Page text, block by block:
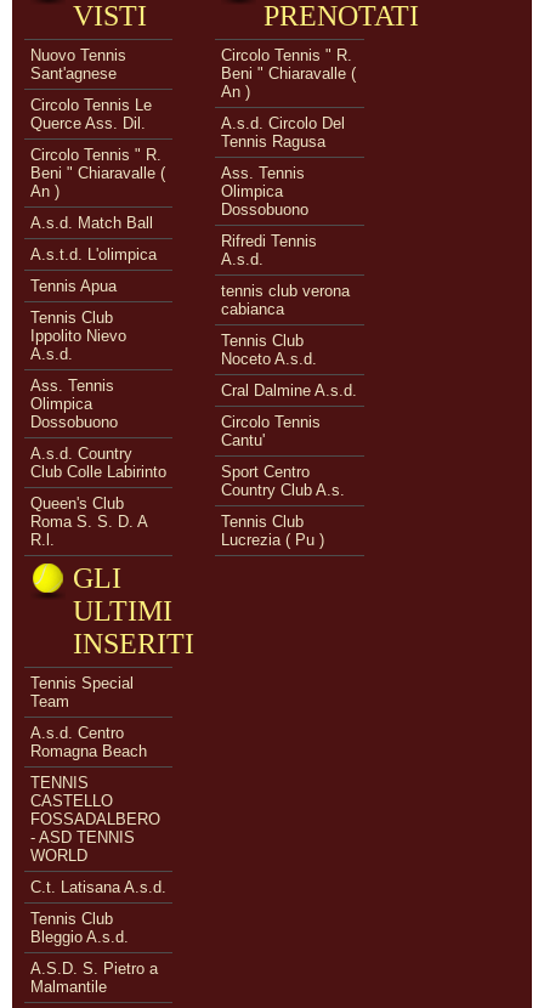
VISTI
Nuovo Tennis
Sant'agnese
Circolo Tennis Le
Querce Ass. Dil.
Circolo Tennis " R.
Beni " Chiaravalle (
An )
A.s.d. Match Ball
A.s.t.d. L'olimpica
Tennis Apua
Tennis Club
Ippolito Nievo
A.s.d.
Ass. Tennis
Olimpica
Dossobuono
A.s.d. Country
Club Colle Labirinto
Queen's Club
Roma S. S. D. A
R.l.
PRENOTATI
Circolo Tennis " R.
Beni " Chiaravalle (
An )
A.s.d. Circolo Del
Tennis Ragusa
Ass. Tennis
Olimpica
Dossobuono
Rifredi Tennis
A.s.d.
tennis club verona
cabianca
Tennis Club
Noceto A.s.d.
Cral Dalmine A.s.d.
Circolo Tennis
Cantu'
Sport Centro
Country Club A.s.
Tennis Club
Lucrezia ( Pu )
GLI
ULTIMI
INSERITI
Tennis Special
Team
A.s.d. Centro
Romagna Beach
TENNIS
CASTELLO
FOSSADALBERO
- ASD TENNIS
WORLD
C.t. Latisana A.s.d.
Tennis Club
Bleggio A.s.d.
A.S.D. S. Pietro a
Malmantile